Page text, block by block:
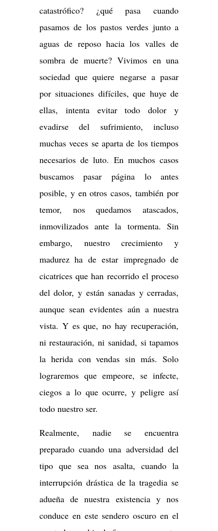
catastrófico? ¿qué pasa cuando
pasamos de los pastos verdes junto a
aguas de reposo hacia los valles de
sombra de muerte? Vivimos en una
sociedad que quiere negarse a pasar
por situaciones difíciles, que huye de
ellas, intenta evitar todo dolor y
evadirse del sufrimiento, incluso
muchas veces se aparta de los tiempos
necesarios de luto. En muchos casos
buscamos pasar página lo antes
posible, y en otros casos, también por
temor, nos quedamos atascados,
inmovilizados ante la tormenta. Sin
embargo, nuestro crecimiento y
madurez ha de estar impregnado de
cicatrices que han recorrido el proceso
del dolor, y están sanadas y cerradas,
aunque sean evidentes aún a nuestra
vista. Y es que, no hay recuperación,
ni restauración, ni sanidad, si tapamos
la herida con vendas sin más. Solo
lograremos que empeore, se infecte,
ciegos a lo que ocurre, y peligre así
todo nuestro ser.
Realmente, nadie se encuentra
preparado cuando una adversidad del
tipo que sea nos asalta, cuando la
interrupción drástica de la tragedia se
adueña de nuestra existencia y nos
conduce en este sendero oscuro en el